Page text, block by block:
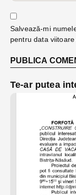
Salvează-mi
pentru data
Te-ar putea